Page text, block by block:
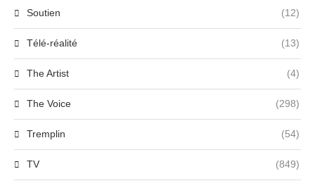
Soutien (12)
Télé-réalité (13)
The Artist (4)
The Voice (298)
Tremplin (54)
TV (849)